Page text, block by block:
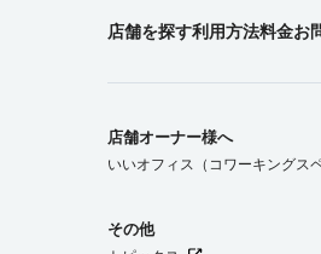
店舗を探す利用方法料金お
店舗オーナー様へ
いいオフィス（コワーキングス
その他